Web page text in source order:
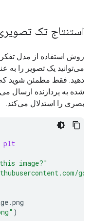
The user is
scientific fact:**
The boiling
caveats (Crucial
altitudes
pressure?
is direct,
(Degrees Celsius)
dependent on
pressure above
(Degrees Celsius)
dependent on
pressure above
استنتاج تک
روش استفاده از مدل
می‌توانید یک تصویر را به
دهید. فقط مطمئن شوید که
شده به پردازنده ارسال
بصری را استدلال می‌کند.
plt
image?"
.png
)